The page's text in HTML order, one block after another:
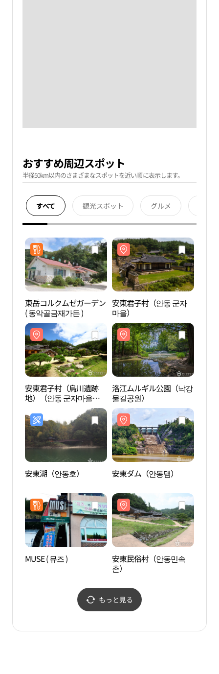
おすすめ周辺スポット
半径50km以内のさまざまなスポットを近い順に表示します。
すべて 観光スポット グルメ
東岳コルクムゼガーデン
( 동악골금재가든 )
安東君子村（안동 군자
마을）
安東君子村（烏川遺跡
地）（안동 군자마을
洛江ムルギル公園（낙강
물길공원）
安東湖（안동호） 安東ダム（안동댐）
MUSE ( 뮤즈 )
安東民俗村（안동민속
촌）
もっと見る